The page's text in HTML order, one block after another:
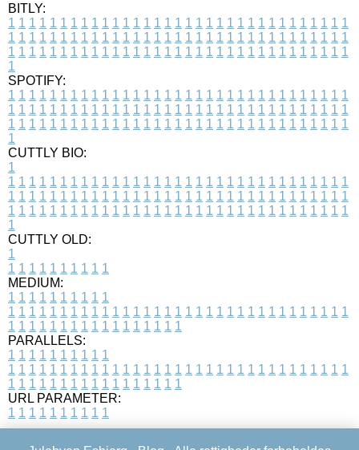
BITLY:
1 1 1 1 1 1 1 1 1 1 1 1 1 1 1 1 1 1 1 1 1 1 1 1 1 1 1 1 1 1 1 1 1
1 1 1 1 1 1 1 1 1 1 1 1 1 1 1 1 1 1 1 1 1 1 1 1 1 1 1 1 1 1 1 1 1
1 1 1 1 1 1 1 1 1 1 1 1 1 1 1 1 1 1 1 1 1 1 1 1 1 1 1 1 1 1 1 1 1
1
SPOTIFY:
1 1 1 1 1 1 1 1 1 1 1 1 1 1 1 1 1 1 1 1 1 1 1 1 1 1 1 1 1 1 1 1 1
1 1 1 1 1 1 1 1 1 1 1 1 1 1 1 1 1 1 1 1 1 1 1 1 1 1 1 1 1 1 1 1 1
1 1 1 1 1 1 1 1 1 1 1 1 1 1 1 1 1 1 1 1 1 1 1 1 1 1 1 1 1 1 1 1 1
1
CUTTLY BIO:
1
1 1 1 1 1 1 1 1 1 1 1 1 1 1 1 1 1 1 1 1 1 1 1 1 1 1 1 1 1 1 1 1 1
1 1 1 1 1 1 1 1 1 1 1 1 1 1 1 1 1 1 1 1 1 1 1 1 1 1 1 1 1 1 1 1 1
1 1 1 1 1 1 1 1 1 1 1 1 1 1 1 1 1 1 1 1 1 1 1 1 1 1 1 1 1 1 1 1 1
1
CUTTLY OLD:
1
1 1 1 1 1 1 1 1 1 1
MEDIUM:
1 1 1 1 1 1 1 1 1 1
1 1 1 1 1 1 1 1 1 1 1 1 1 1 1 1 1 1 1 1 1 1 1 1 1 1 1 1 1 1 1 1 1
1 1 1 1 1 1 1 1 1 1 1 1 1 1 1 1 1
PARALLELS:
1 1 1 1 1 1 1 1 1 1
1 1 1 1 1 1 1 1 1 1 1 1 1 1 1 1 1 1 1 1 1 1 1 1 1 1 1 1 1 1 1 1 1
1 1 1 1 1 1 1 1 1 1 1 1 1 1 1 1 1
URL PARAMETER:
1 1 1 1 1 1 1 1 1 1